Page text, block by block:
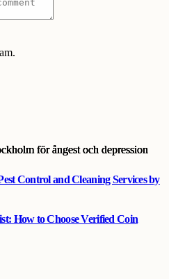
Control and Cleaning Services by
How to Choose Verified Coin